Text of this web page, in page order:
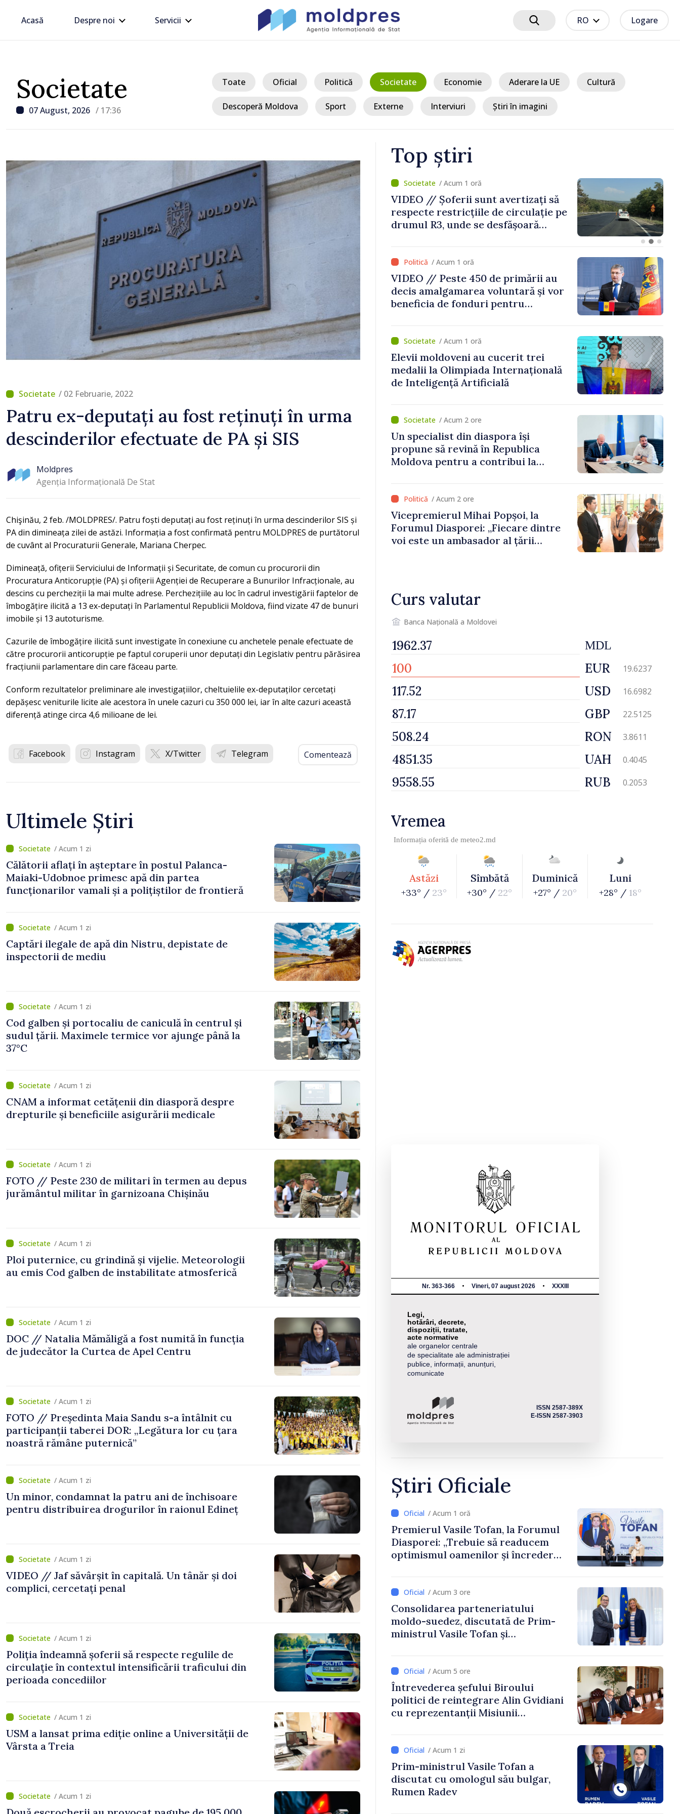
Acasă Despre noi Servicii RO Logare
Societate
07 August, 2026 / 17:36
Toate Oficial Politică Societate Economie Aderare la UE Cultură
Descoperă Moldova Sport Externe Interviuri Știri în imagini
/ 02 Februarie, 2022
Patru ex-deputați au fost reținuți în urma
descinderilor efectuate de PA și SIS
Moldpres
Agenția Informațională De Stat
Chişinău, 2 feb. /MOLDPRES/. Patru foști deputați au fost reținuți în urma descinderilor SIS și
PA din dimineața zilei de astăzi. Informația a fost confirmată pentru MOLDPRES de purtătorul
de cuvânt al Procuraturii Generale, Mariana Cherpec.
Dimineață, ofițerii Serviciului de Informații și Securitate, de comun cu procurorii din
Procuratura Anticorupție (PA) și ofițerii Agenției de Recuperare a Bunurilor Infracționale, au
descins cu percheziții la mai multe adrese. Perchezițiile au loc în cadrul investigării faptelor de
îmbogățire ilicită a 13 ex-deputați în Parlamentul Republicii Moldova, fiind vizate 47 de bunuri
imobile și 13 autoturisme.
Cazurile de îmbogățire ilicită sunt investigate în conexiune cu anchetele penale efectuate de
către procurorii anticorupție pe faptul coruperii unor deputați din Legislativ pentru părăsirea
fracțiunii parlamentare din care făceau parte.
Conform rezultatelor preliminare ale investigațiilor, cheltuielile ex-deputaților cercetați
depășesc veniturile licite ale acestora în unele cazuri cu 350 000 lei, iar în alte cazuri această
diferență atinge circa 4,6 milioane de lei.
Facebook Instagram X/Twitter Telegram Comentează
Ultimele Știri
/ Acum 1 zi
Călătorii aflați în așteptare în postul Palanca-
Maiaki-Udobnoe primesc apă din partea
funcționarilor vamali și a polițiștilor de frontieră
/ Acum 1 zi
Captări ilegale de apă din Nistru, depistate de
inspectorii de mediu
/ Acum 1 zi
Cod galben și portocaliu de caniculă în centrul și
sudul țării. Maximele termice vor ajunge până la
37°C
/ Acum 1 zi
CNAM a informat cetățenii din diasporă despre
drepturile și beneficiile asigurării medicale
/ Acum 1 zi
FOTO // Peste 230 de militari în termen au depus
jurământul militar în garnizoana Chișinău
/ Acum 1 zi
Ploi puternice, cu grindină și vijelie. Meteorologii
au emis Cod galben de instabilitate atmosferică
/ Acum 1 zi
DOC // Natalia Mămăligă a fost numită în funcția
de judecător la Curtea de Apel Centru
/ Acum 1 zi
FOTO // Președinta Maia Sandu s-a întâlnit cu
participanții taberei DOR: „Legătura lor cu țara
noastră rămâne puternică”
/ Acum 1 zi
Un minor, condamnat la patru ani de închisoare
pentru distribuirea drogurilor în raionul Edineț
/ Acum 1 zi
VIDEO // Jaf săvârșit în capitală. Un tânăr și doi
complici, cercetați penal
/ Acum 1 zi
Poliția îndeamnă șoferii să respecte regulile de
circulație în contextul intensificării traficului din
perioada concediilor
/ Acum 1 zi
USM a lansat prima ediție online a Universității de
Vârsta a Treia
/ Acum 1 zi
Top știri
/ Acum 1 oră
VIDEO // Șoferii sunt avertizați să
respecte restricțiile de circulație pe
drumul R3, unde se desfășoară
lucrări de reparație
/ Acum 1 oră
Premierul Vasile Tofan, la Forumul
Diasporei: „Trebuie să readucem
optimismul oamenilor și încrederea
/ Acum 1 oră
VIDEO // Peste 450 de primării au
decis amalgamarea voluntară și vor
beneficia de fonduri pentru
dăm o șansă localităților să se
dezvolte”
/ Acum 1 oră
Elevii moldoveni au cucerit trei
medalii la Olimpiada Internațională
de Inteligență Artificială
/ Acum 2 ore
Un specialist din diaspora își
propune să revină în Republica
Moldova pentru a contribui la
/ Acum 2 ore
Vicepremierul Mihai Popșoi, la
Forumul Diasporei: „Fiecare dintre
voi este un ambasador al țării
Curs valutar
Banca Națională a Moldovei
MDL
EUR 19.6237
USD 16.6982
GBP 22.5125
RON 3.8611
UAH 0.4045
RUB 0.2053
Vremea
Informația oferită de meteo2.md
Astăzi
+33° / 23°
Sîmbătă
+30° / 22°
Duminică
+27° / 20°
Luni
+28° / 18°
Nr. 363-366 Vineri, 07 august 2026 XXXIII
Legi,
hotărâri, decrete,
dispoziții, tratate,
acte normative
ale organelor centrale
de specialitate ale administrației
publice, informații, anunțuri,
comunicate
ISSN 2587-389X
E-ISSN 2587-3903
Știri Oficiale
/ Acum 1 oră
Premierul Vasile Tofan, la Forumul
Diasporei: „Trebuie să readucem
optimismul oamenilor și încrederea
/ Acum 3 ore
Consolidarea parteneriatului
moldo-suedez, discutată de Prim-
ministrul Vasile Tofan și
/ Acum 5 ore
Întrevederea șefului Biroului
politici de reintegrare Alin Gvidiani
cu reprezentanții Misiunii
/ Acum 1 zi
Prim-ministrul Vasile Tofan a
discutat cu omologul său bulgar,
Rumen Radev